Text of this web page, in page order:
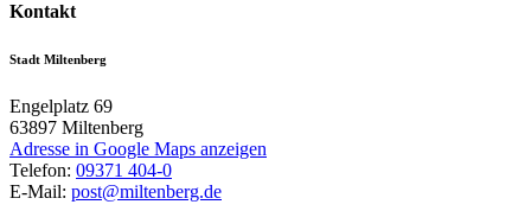
Kontakt
Stadt Miltenberg
Engelplatz 69
63897 Miltenberg
Adresse in Google Maps anzeigen
Telefon: 09371 404-0
E-Mail: post@miltenberg.de